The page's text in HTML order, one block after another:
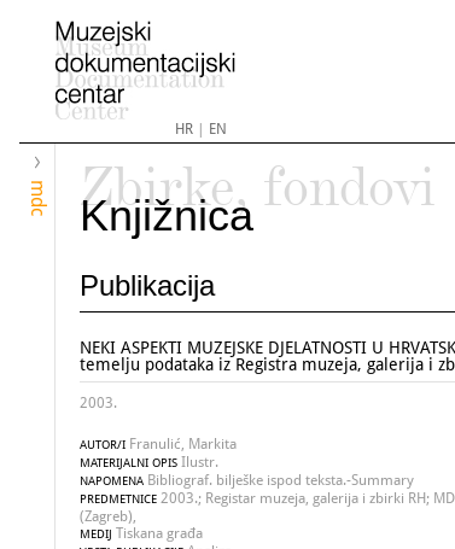
HR| EN
mdc
Zbirke, fondovi
Knjižnica
Publikacija
NEKI ASPEKTI MUZEJSKE DJELATNOSTI U
temelju podataka iz Registra muzeja, galerija i
2003.
AUTOR/I Franulić, Markita
MATERIJALNI OPIS Ilustr.
NAPOMENA Bibliograf. bilješke ispod teksta.-Summary
PREDMETNICE 2003.; Registar muzeja, galerija i zbirki RH;
(Zagreb),
MEDIJ Tiskana građa